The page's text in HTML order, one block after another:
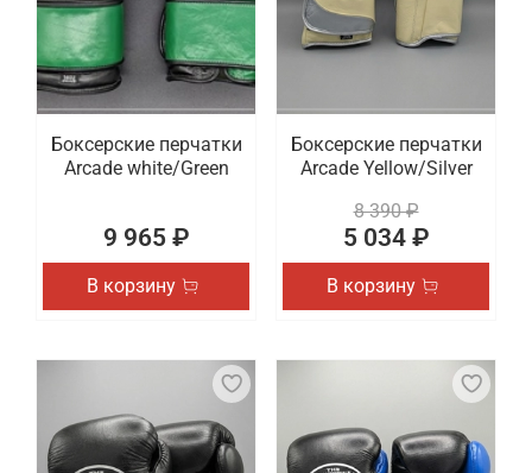
Боксерские перчатки
Arcade white/Green
9 965 ₽
В корзину
Боксерские перчатки
Arcade Yellow/Silver
8 390 ₽
5 034 ₽
В корзину